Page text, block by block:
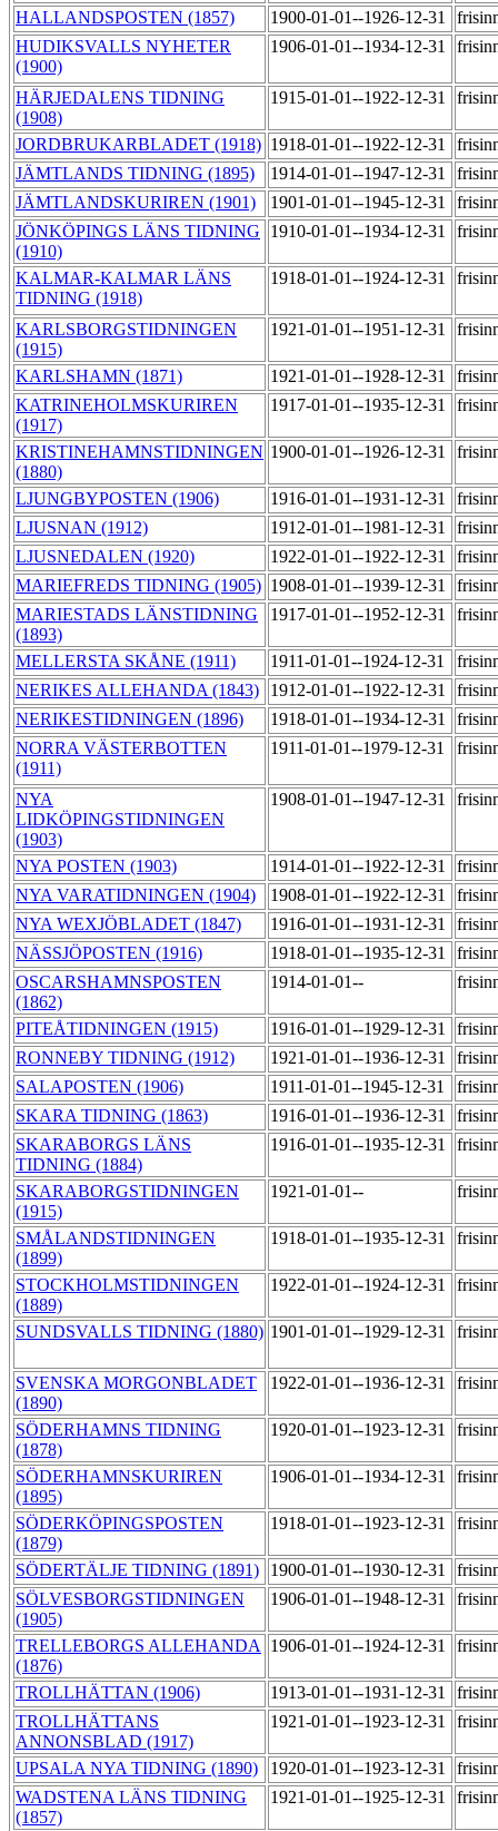
HALLANDSPOSTEN (1857)
1900-01-01--1926-12-31
HUDIKSVALLS NYHETER
(1900)
1906-01-01--1934-12-31
HÄRJEDALENS TIDNING
(1908)
1915-01-01--1922-12-31
JORDBRUKARBLADET (1918) 1918-01-01--1922-12-31
JÄMTLANDS TIDNING (1895)
1914-01-01--1947-12-31
JÄMTLANDSKURIREN (1901)
1901-01-01--1945-12-31
JÖNKÖPINGS LÄNS TIDNING
(1910)
1910-01-01--1934-12-31
KALMAR-KALMAR LÄNS
TIDNING (1918)
1918-01-01--1924-12-31
KARLSBORGSTIDNINGEN
(1915)
1921-01-01--1951-12-31
KARLSHAMN (1871) 1921-01-01--1928-12-31
KATRINEHOLMSKURIREN
(1917)
1917-01-01--1935-12-31
KRISTINEHAMNSTIDNINGEN
(1880)
1900-01-01--1926-12-31
LJUNGBYPOSTEN (1906) 1916-01-01--1931-12-31
LJUSNAN (1912)
1912-01-01--1981-12-31
LJUSNEDALEN (1920)
1922-01-01--1922-12-31
MARIEFREDS TIDNING (1905) 1908-01-01--1939-12-31
MARIESTADS LÄNSTIDNING
(1893)
1917-01-01--1952-12-31
MELLERSTA SKÅNE (1911) 1911-01-01--1924-12-31
NERIKES ALLEHANDA (1843)
1912-01-01--1922-12-31
NERIKESTIDNINGEN (1896)
1918-01-01--1934-12-31
NORRA VÄSTERBOTTEN
(1911)
1911-01-01--1979-12-31
NYA
LIDKÖPINGSTIDNINGEN
(1903)
1908-01-01--1947-12-31
NYA POSTEN (1903) 1914-01-01--1922-12-31
NYA VARATIDNINGEN (1904)
1908-01-01--1922-12-31
NYA WEXJÖBLADET (1847)
1916-01-01--1931-12-31
NÄSSJÖPOSTEN (1916)
1918-01-01--1935-12-31
OSCARSHAMNSPOSTEN
(1862)
1914-01-01--
PITEÅTIDNINGEN (1915) 1916-01-01--1929-12-31
RONNEBY TIDNING (1912)
1921-01-01--1936-12-31
SALAPOSTEN (1906)
1911-01-01--1945-12-31
SKARA TIDNING (1863)
1916-01-01--1936-12-31
SKARABORGS LÄNS
TIDNING (1884)
1916-01-01--1935-12-31
SKARABORGSTIDNINGEN
(1915)
1921-01-01--
SMÅLANDSTIDNINGEN
(1899)
1918-01-01--1935-12-31
STOCKHOLMSTIDNINGEN
(1889)
1922-01-01--1924-12-31
SUNDSVALLS TIDNING (1880) 1901-01-01--1929-12-31
SVENSKA MORGONBLADET
(1890)
1922-01-01--1936-12-31
SÖDERHAMNS TIDNING
(1878)
1920-01-01--1923-12-31
SÖDERHAMNSKURIREN
(1895)
1906-01-01--1934-12-31
SÖDERKÖPINGSPOSTEN
(1879)
1918-01-01--1923-12-31
SÖDERTÄLJE TIDNING (1891) 1900-01-01--1930-12-31
SÖLVESBORGSTIDNINGEN
(1905)
1906-01-01--1948-12-31
TRELLEBORGS ALLEHANDA
(1876)
1906-01-01--1924-12-31
TROLLHÄTTAN (1906) 1913-01-01--1931-12-31
TROLLHÄTTANS
ANNONSBLAD (1917)
1921-01-01--1923-12-31
UPSALA NYA TIDNING (1890) 1920-01-01--1923-12-31
WADSTENA LÄNS TIDNING
(1857)
1921-01-01--1925-12-31